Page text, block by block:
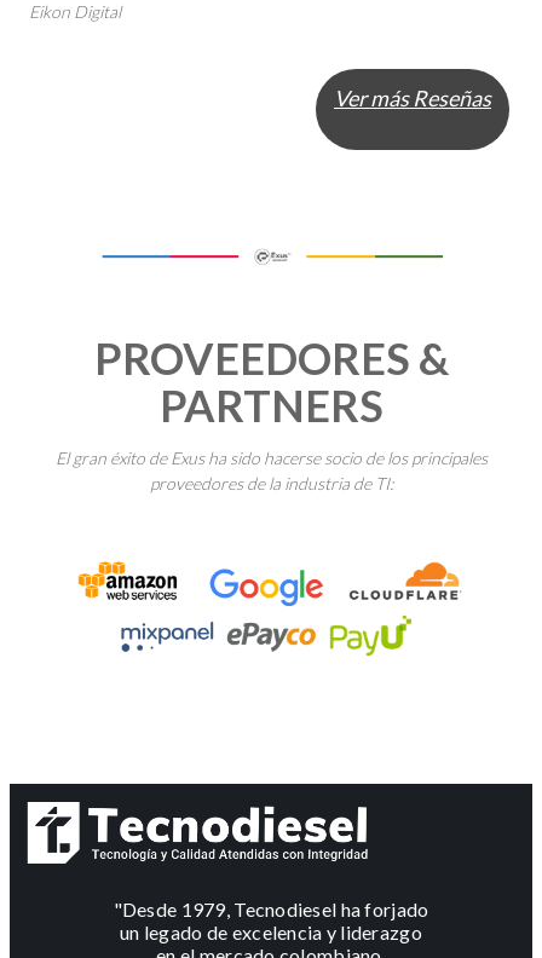
Eikon Digital
Ver más Reseñas
PROVEEDORES &
PARTNERS
El gran éxito de Exus ha sido hacerse socio de los principales
proveedores de la industria de TI:
"Desde 1979, Tecnodiesel ha forjado
un legado de excelencia y liderazgo